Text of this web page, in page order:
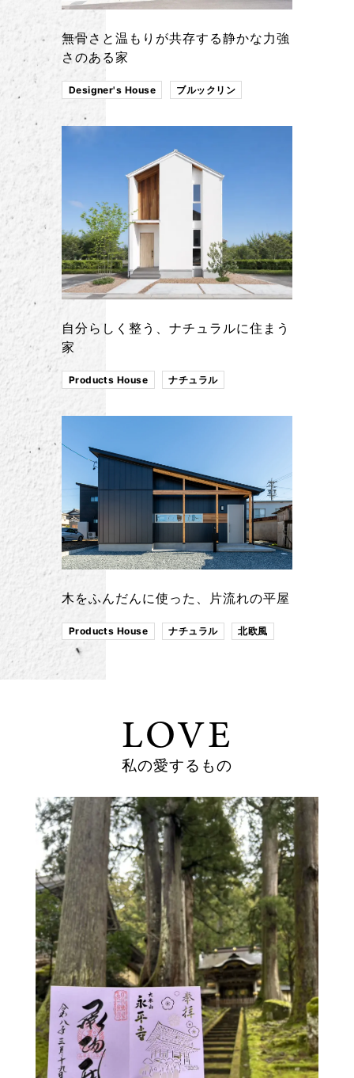
無骨さと温もりが共存する静かな力強
さのある家
Designer's House ブルックリン
自分らしく整う、ナチュラルに住まう
家
Products House ナチュラル
木をふんだんに使った、片流れの平屋
Products House ナチュラル 北欧風
LOVE
私の愛するもの